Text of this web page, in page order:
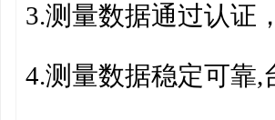
3.测量数据通过认证
4.测量数据稳定可靠,